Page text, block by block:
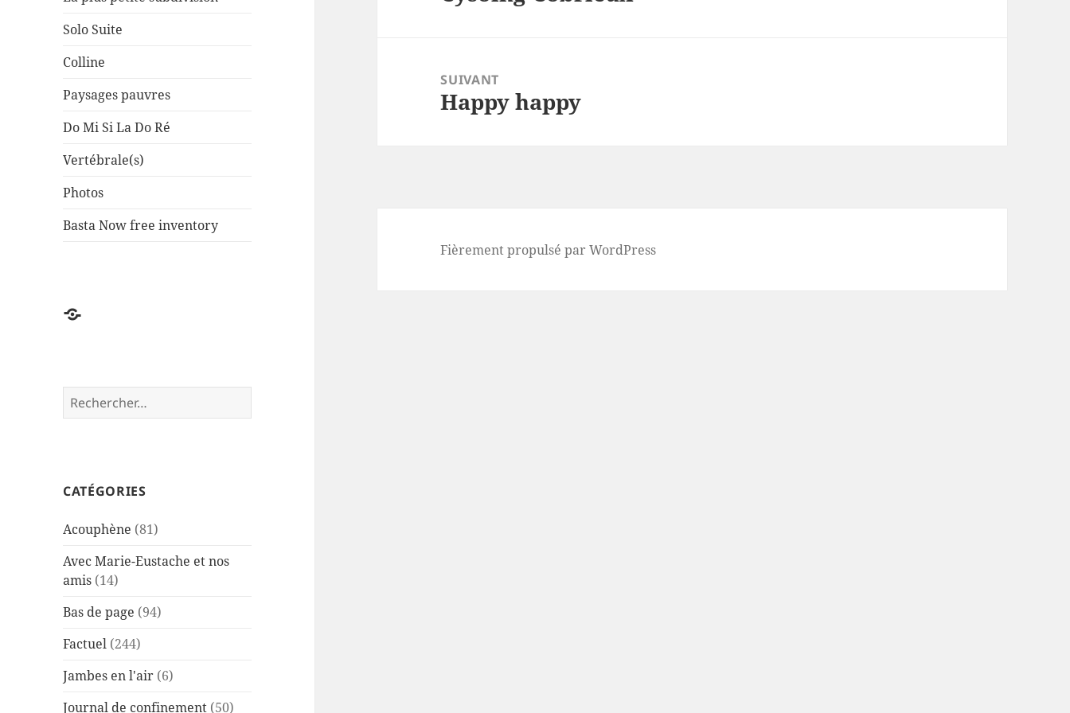
Solo Suite
Colline
Paysages pauvres
Do Mi Si La Do Ré
Vertébrale(s)
Photos
Basta Now free inventory
Factuel
Rechercher :
CATÉGORIES
Acouphène (81)
Avec Marie-Eustache et nos
amis (14)
Bas de page (94)
Factuel (244)
Jambes en l'air (6)
Journal de confinement (50)
SUIVANT
Article
Happy happy
Fièrement propulsé par WordPress